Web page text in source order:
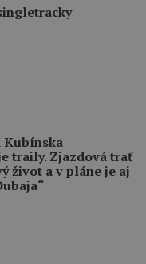
Kubínska
traily. Zjazdová trať
život a v pláne je aj